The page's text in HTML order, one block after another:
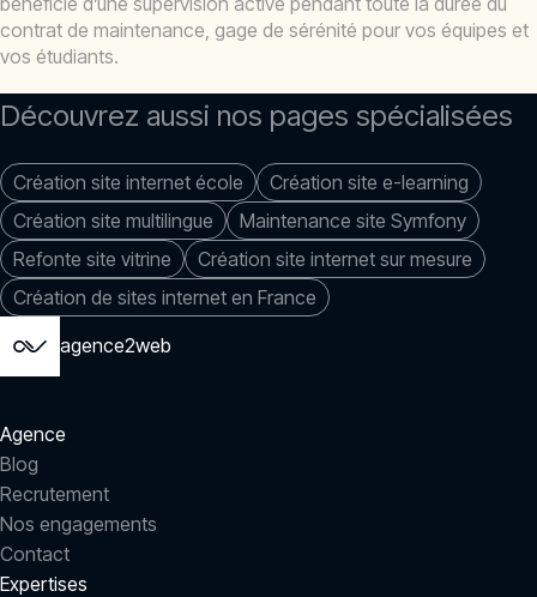
contrat de maintenance, gage de sérénité pour vos équipes et
vos étudiants.
Découvrez aussi nos pages spécialisées
Création site internet école
Création site e-learning
Création site multilingue
Maintenance site Symfony
Refonte site vitrine
Création site internet sur mesure
Création de sites internet en France
agence2web
Agence
Blog
Recrutement
Nos engagements
Contact
Expertises